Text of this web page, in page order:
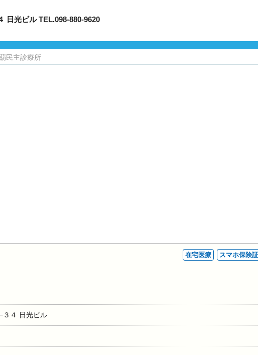
日光ビル TEL.098-880-9620
民主診療所
在宅医療 スマホ保険証
３４ 日光ビル